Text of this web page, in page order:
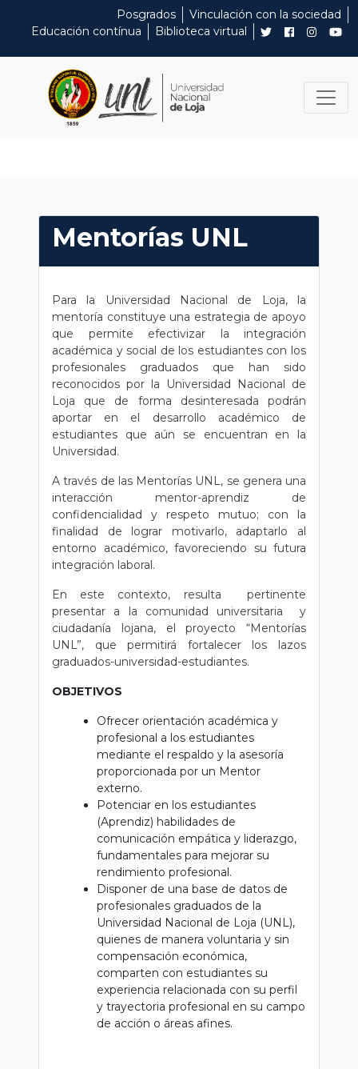
Posgrados
Vinculación con la sociedad
Educación contínua
Biblioteca virtual
Mentorías UNL
Para la Universidad Nacional de Loja, la
mentoría constituye una estrategia de apoyo
que permite efectivizar la integración
académica y social de los estudiantes con los
profesionales graduados que han sido
reconocidos por la Universidad Nacional de
Loja que de forma desinteresada podrán
aportar en el desarrollo académico de
estudiantes que aún se encuentran en la
Universidad.
A través de las Mentorías UNL, se genera una
interacción mentor-aprendiz de
confidencialidad y respeto mutuo; con la
finalidad de lograr motivarlo, adaptarlo al
entorno académico, favoreciendo su futura
integración laboral.
En este contexto, resulta pertinente
presentar a la comunidad universitaria y
ciudadanía lojana, el proyecto “Mentorías
UNL”, que permitirá fortalecer los lazos
graduados-universidad-estudiantes.
OBJETIVOS
Ofrecer orientación académica y
profesional a los estudiantes
mediante el respaldo y la asesoría
proporcionada por un Mentor
externo.
Potenciar en los estudiantes
(Aprendiz) habilidades de
comunicación empática y liderazgo,
fundamentales para mejorar su
rendimiento profesional.
Disponer de una base de datos de
profesionales graduados de la
Universidad Nacional de Loja (UNL),
quienes de manera voluntaria y sin
compensación económica,
comparten con estudiantes su
experiencia relacionada con su perfil
y trayectoria profesional en su campo
de acción o áreas afines.